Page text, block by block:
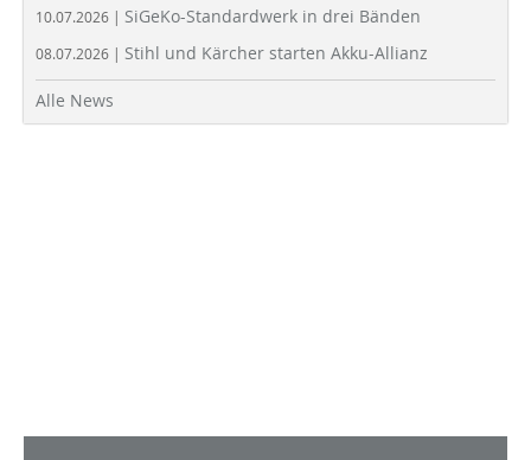
10.07.2026 | SiGeKo-Standardwerk in drei Bänden
08.07.2026 | Stihl und Kärcher starten Akku-Allianz
Alle News